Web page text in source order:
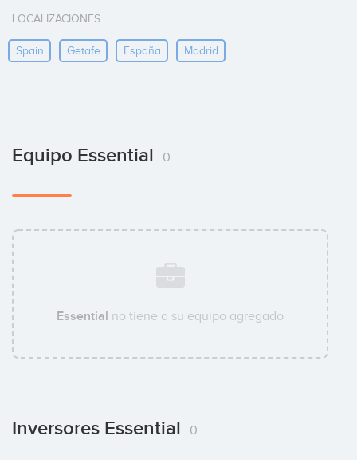
LOCALIZACIONES
Spain Getafe España Madrid
Equipo Essential 0
Essential no tiene a su equipo agregado
Inversores Essential 0